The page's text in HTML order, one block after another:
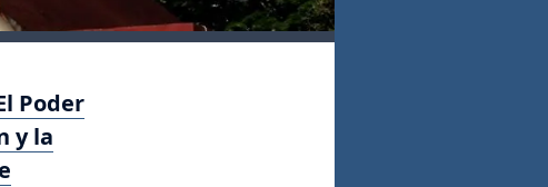
Poder
y la